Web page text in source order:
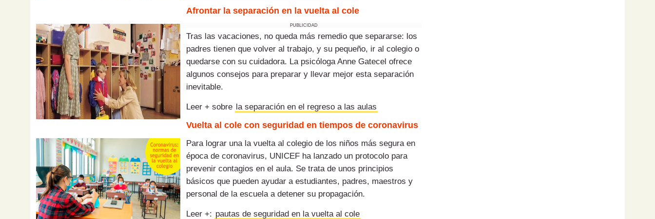
Afrontar la separación en la vuelta al cole
PUBLICIDAD
Tras las vacaciones, no queda más remedio que separarse: los
padres tienen que volver al trabajo, y su pequeño, ir al colegio o
quedarse con su cuidadora. La psicóloga Anne Gatecel ofrece
algunos consejos para preparar y llevar mejor esta separación
inevitable.
Leer + sobre la separación en el regreso a las aulas
Vuelta al cole con seguridad en tiempos de coronavirus
Para lograr una la vuelta al colegio de los niños más segura en
época de coronavirus, UNICEF ha lanzado un protocolo para
prevenir contagios en el aula. Se trata de unos principios
básicos que pueden ayudar a estudiantes, padres, maestros y
personal de la escuela a detener su propagación.
Leer +: pautas de seguridad en la vuelta al cole